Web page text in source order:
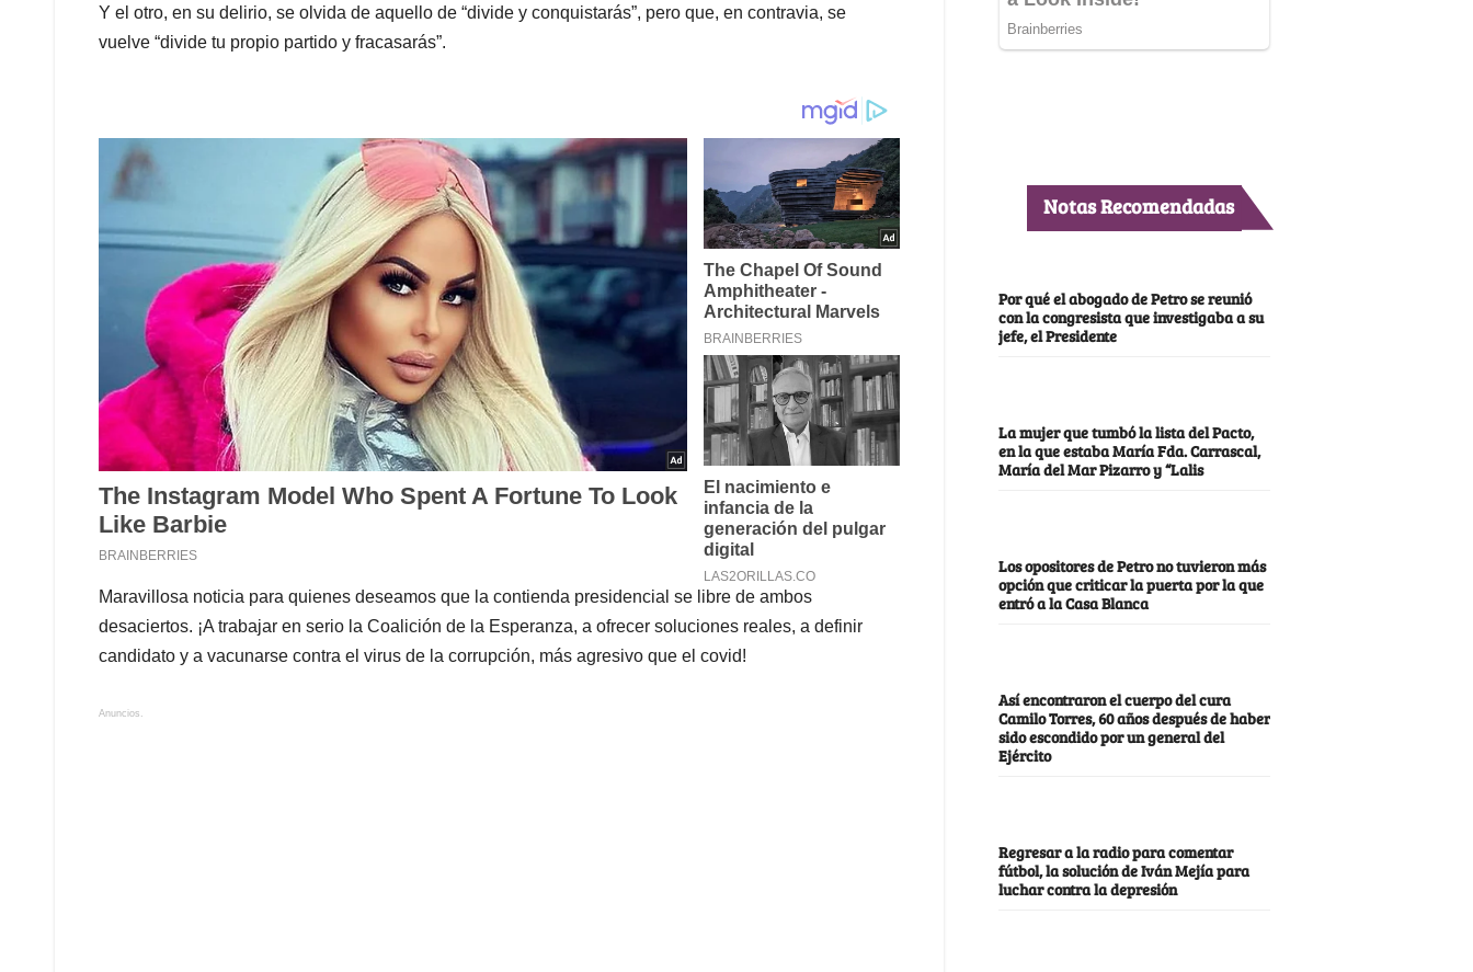
Y el otro, en su delirio, se olvida de aquello de “divide y conquistarás”, pero que, en contravia, se
vuelve “divide tu propio partido y fracasarás”.
Maravillosa noticia para quienes deseamos que la contienda presidencial se libre de ambos
desaciertos. ¡A trabajar en serio la Coalición de la Esperanza, a ofrecer soluciones reales, a definir
candidato y a vacunarse contra el virus de la corrupción, más agresivo que el covid!
Anuncios.
Notas Recomendadas
Por qué el abogado de Petro se reunió
con la congresista que investigaba a su
jefe, el Presidente
La mujer que tumbó la lista del Pacto,
en la que estaba María Fda. Carrascal,
María del Mar Pizarro y “Lalis
Los opositores de Petro no tuvieron más
opción que criticar la puerta por la que
entró a la Casa Blanca
Así encontraron el cuerpo del cura
Camilo Torres, 60 años después de haber
sido escondido por un general del
Ejército
Regresar a la radio para comentar
fútbol, la solución de Iván Mejía para
luchar contra la depresión